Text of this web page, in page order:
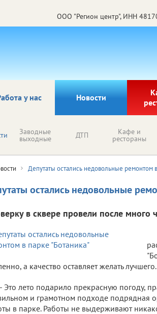
ООО "Регион центр", ИНН
у нас Новости
Заводные
выходные ДТП Кафе и
рестораны
Депутаты остались недовольные ремонтом
остались недовольные
в сквере провели после много
а качество оставляет желать
- Это лето подарило прекрасную погоду,
и грамотном подходе подрядная
в парке. Работы не выдерживают